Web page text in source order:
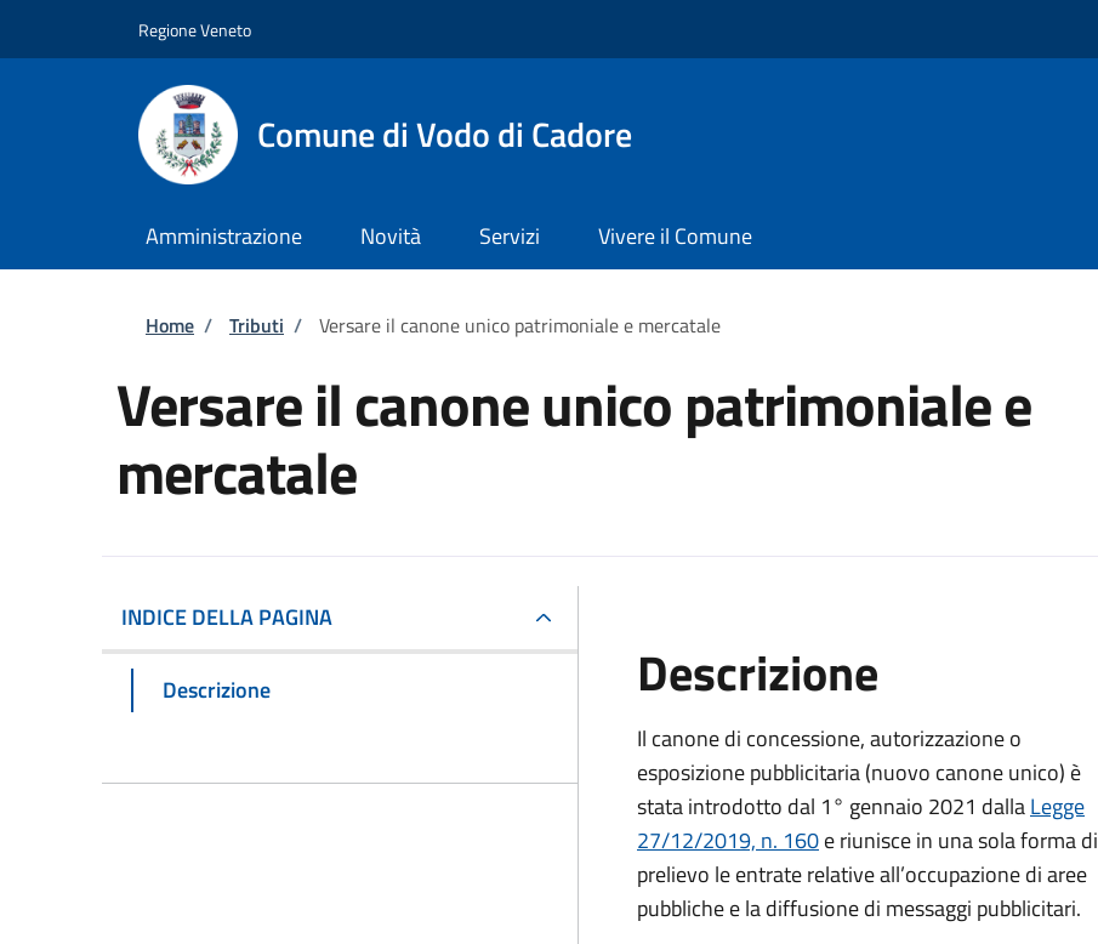
Regione Veneto
Comune di Vodo di Cadore
Amministrazione Novità Servizi Vivere il Comune
Briciole di pane
Home / Tributi / Versare il canone unico patrimoniale e mercatale
Versare il canone unico patrimoniale e
mercatale
INDICE DELLA PAGINA
Descrizione Descrizione
Il canone di concessione, autorizzazione o
esposizione pubblicitaria (nuovo canone unico) è
stata introdotto dal 1° gennaio 2021 dallaLegge
27/12/2019, n. 160e riunisce in una sola forma di
prelievo le entrate relative all’occupazione di aree
pubbliche e la diffusione di messaggi pubblicitari.